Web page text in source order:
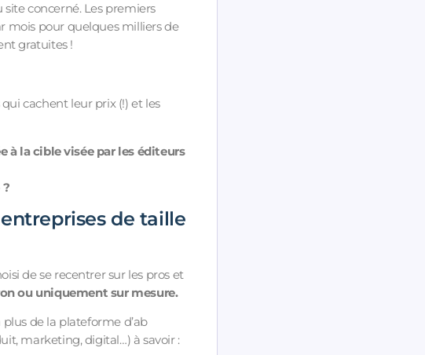
concerné. Les premiers
mois pour quelques milliers de
gratuites !
cachent leur prix (!) et les
la cible visée par les éditeurs
de taille
de se recentrer sur les pros et
ou uniquement sur mesure.
de la plateforme d’ab
marketing, digital…) à savoir :